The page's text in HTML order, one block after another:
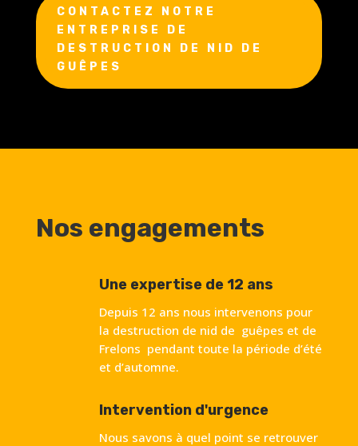
CONTACTEZ NOTRE
ENTREPRISE DE
DESTRUCTION DE NID DE
GUÊPES
Nos engagements
Une expertise de 12 ans
Depuis 12 ans nous intervenons pour
la destruction de nid de guêpes et de
Frelons pendant toute la période d’été
et d’automne.
Intervention d'urgence
Nous savons à quel point se retrouver